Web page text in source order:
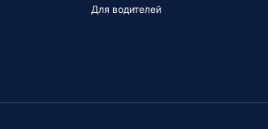
Для водителей